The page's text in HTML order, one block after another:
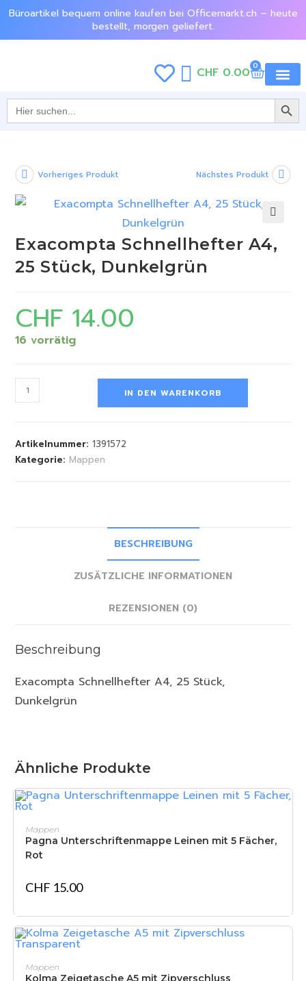
Büroartikel bequem online kaufen bei Officemarkt.ch – heute
bestellt, morgen geliefert.
CHF 0.00 0
Search
for:
SEARCH
Vorheriges Produkt Nächstes Produkt
Exacompta Schnellhefter A4,
25 Stück, Dunkelgrün
CHF 14.00
16 vorrätig
IN DEN WARENKORB
Artikelnummer:1391572
Kategorie: Mappen
BESCHREIBUNG
ZUSÄTZLICHE INFORMATIONEN
REZENSIONEN (0)
Beschreibung
Exacompta Schnellhefter A4, 25 Stück,
Dunkelgrün
Ähnliche Produkte
Mappen
Pagna Unterschriftenmappe Leinen mit 5 Fächer,
Rot
CHF 15.00
Mappen
Kolma Zeigetasche A5 mit Zipverschluss